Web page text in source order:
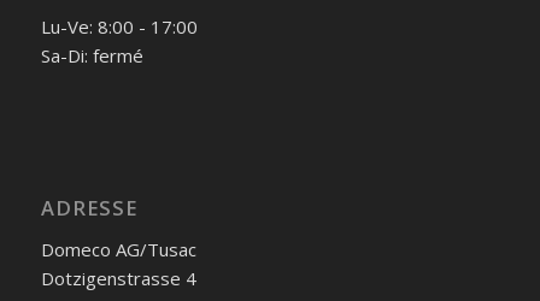
Lu-Ve: 8:00 - 17:00
Sa-Di: fermé
ADRESSE
Domeco AG/Tusac
Dotzigenstrasse 4